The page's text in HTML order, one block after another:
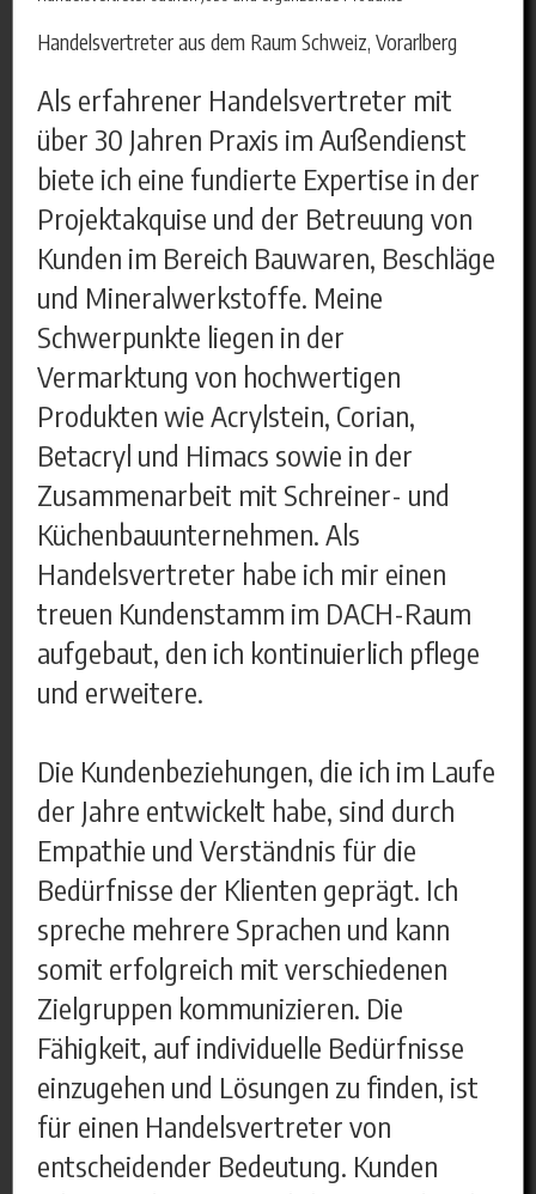
Handelsvertreter aus dem Raum Schweiz, Vorarlberg
Als erfahrener Handelsvertreter mit
über 30 Jahren Praxis im Außendienst
biete ich eine fundierte Expertise in der
Projektakquise und der Betreuung von
Kunden im Bereich Bauwaren, Beschläge
und Mineralwerkstoffe. Meine
Schwerpunkte liegen in der
Vermarktung von hochwertigen
Produkten wie Acrylstein, Corian,
Betacryl und Himacs sowie in der
Zusammenarbeit mit Schreiner- und
Küchenbauunternehmen. Als
Handelsvertreter habe ich mir einen
treuen Kundenstamm im DACH-Raum
aufgebaut, den ich kontinuierlich pflege
und erweitere.
Die Kundenbeziehungen, die ich im Laufe
der Jahre entwickelt habe, sind durch
Empathie und Verständnis für die
Bedürfnisse der Klienten geprägt. Ich
spreche mehrere Sprachen und kann
somit erfolgreich mit verschiedenen
Zielgruppen kommunizieren. Die
Fähigkeit, auf individuelle Bedürfnisse
einzugehen und Lösungen zu finden, ist
für einen Handelsvertreter von
entscheidender Bedeutung. Kunden